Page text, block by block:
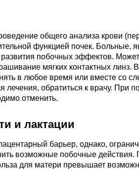
общего анализа крови
функцией почек.
побочных эффектов.
мягких контактных линз.
в любое время или вместе со
обратиться к врачу. При
отменить.
и лактации
барьер, однако,
возможные побочные
для матери превышает